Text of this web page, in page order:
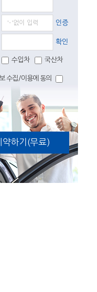
인증
확인
수입차 국산차
수집/이용에 동의
약하기(무료)